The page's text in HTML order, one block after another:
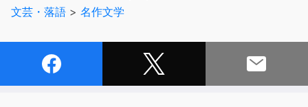
文芸・落語 > 名作文学